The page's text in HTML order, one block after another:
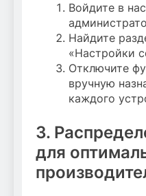
Войдите в
Найдите
«Настройки
Отключите
вручную
каждого
3.
для